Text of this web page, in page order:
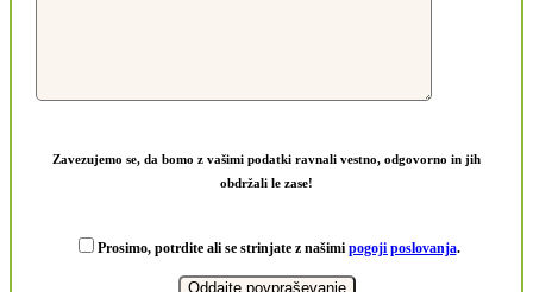
Zavezujemo se, da bomo z vašimi podatki ravnali vestno, odgovorno in jih
obdržali le zase!
Prosimo, potrdite ali se strinjate z našimi pogoji poslovanja.